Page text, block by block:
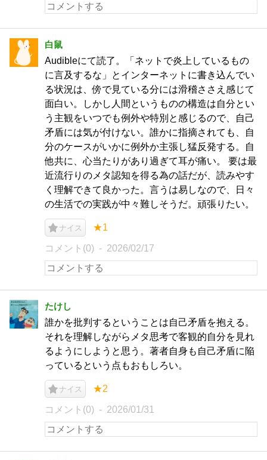
白鼠
Audibleにて読了。「ネットで炎上しているもの
に言及するな」とインターネットに書き込んでい
る状況は、傍で見ている分には滑稽ささえ感じて
面白い。しかし人間というものの構造は自分とい
う主観をいつでも例外や特別と感じるので、自己
矛盾には気が付けない。誰かに指摘されても、自
分のケースがいかに例外か主張し猛反発する。自
他共に、心当たりがあり過ぎて耳が痛い。 要は最
近流行りのメタ認知を得る為の話だが、読みやす
く理解できて良かった。言うは易しなので、日々
の生活での実践が中々難しそうだ。頑張りたい。
ナイス ★1
コメント(0) 2026/02/17
たけし
誰かを批判するということは自己矛盾を抱える。
それを理解しながらメタ思考で客観的自分を見れ
るようにしようと思う。著者自身も自己矛盾に陥
っているという点もおもしろい。
ナイス ★2
コメント(0) 2026/01/31